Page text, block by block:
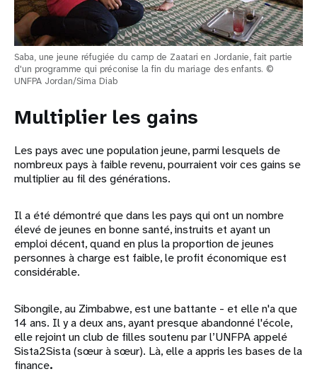
Saba, une jeune réfugiée du camp de Zaatari en Jordanie, fait partie
d'un programme qui préconise la fin du mariage des enfants. ©
UNFPA Jordan/Sima Diab
Multiplier les gains
Les pays avec une population jeune, parmi lesquels de
nombreux pays à faible revenu, pourraient voir ces gains se
multiplier au fil des générations.
Il a été démontré que dans les pays qui ont un nombre
élevé de jeunes en bonne santé, instruits et ayant un
emploi décent, quand en plus la proportion de jeunes
personnes à charge est faible, le profit économique est
considérable.
Sibongile, au Zimbabwe, est une battante - et elle n'a que
14 ans. Il y a deux ans, ayant presque abandonné l'école,
elle rejoint un club de filles soutenu par l’UNFPA appelé
Sista2Sista (sœur à sœur). Là, elle a appris les bases de la
finance.